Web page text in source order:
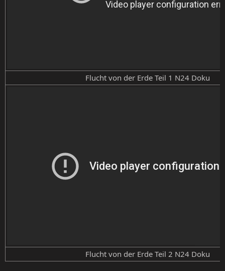
Flucht von der Erde Teil 1 N24 Doku​
Flucht von der Erde Teil 2 N24 Doku​